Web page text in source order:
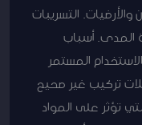
التسريبات
المدى. أسباب
المستمر
تركيب غير صحيح
تؤثر على المواد